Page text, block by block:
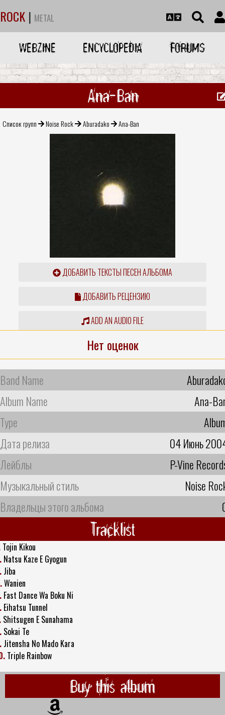
ROCK | METAL
WEBZINE ENCYCLOPEDIA FORUMS
Ana-Ban
Список групп Noise Rock Aburadako Ana-Ban
ДОБАВИТЬ ТЕКСТЫ ПЕСЕН АЛЬБОМА
ДОБАВИТЬ РЕЦЕНЗИЮ
ADD AN AUDIO FILE
Нет оценок
Band Name
Album Name
Ana-
Type
Дата релиза
04 Июнь
Лейблы
P-Vine
Музыкальный стиль
Noise
Владельцы этого альбома
Tracklist
Tojin Kikou
Natsu Kaze E Gyogun
Jiba
Wanien
Fast Dance Wa Boku Ni
Eihatsu Tunnel
Shitsugen E Sunahama
Sokai Te
Jitensha No Mado Kara
Triple Rainbow
Buy this album